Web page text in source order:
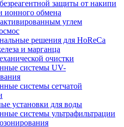
защиты от накипи
ионного обмена
углем
решения для HoReCa
и марганца
очистки
системы UV-
системы сетчатой
установки для воды
системы ультрафильтрации